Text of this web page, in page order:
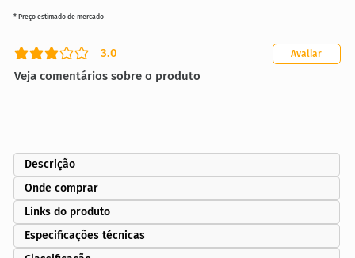
3.0
classificação média é 3 de 5
Veja comentários sobre o produto
Avaliar
* Preço estimado de mercado
Descrição
Onde comprar
Links do produto
Especificações técnicas